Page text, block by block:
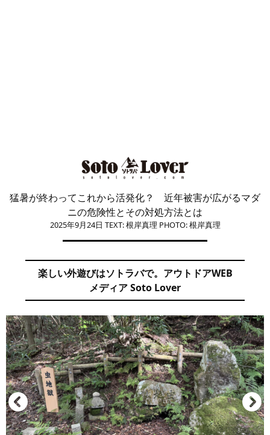
猛暑が終わってこれから活発化？ 近年被害が広がるマダ
ニの危険性とその対処方法とは
2025年9月24日 TEXT: 根岸真理 PHOTO: 根岸真理
楽しい外遊びはソトラバで。アウトドアWEB
メディア Soto Lover